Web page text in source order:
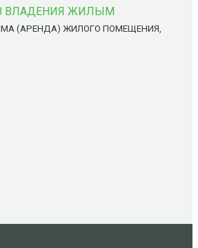
ВЛАДЕНИЯ ЖИЛЫМ
(АРЕНДА) ЖИЛОГО ПОМЕЩЕНИЯ,